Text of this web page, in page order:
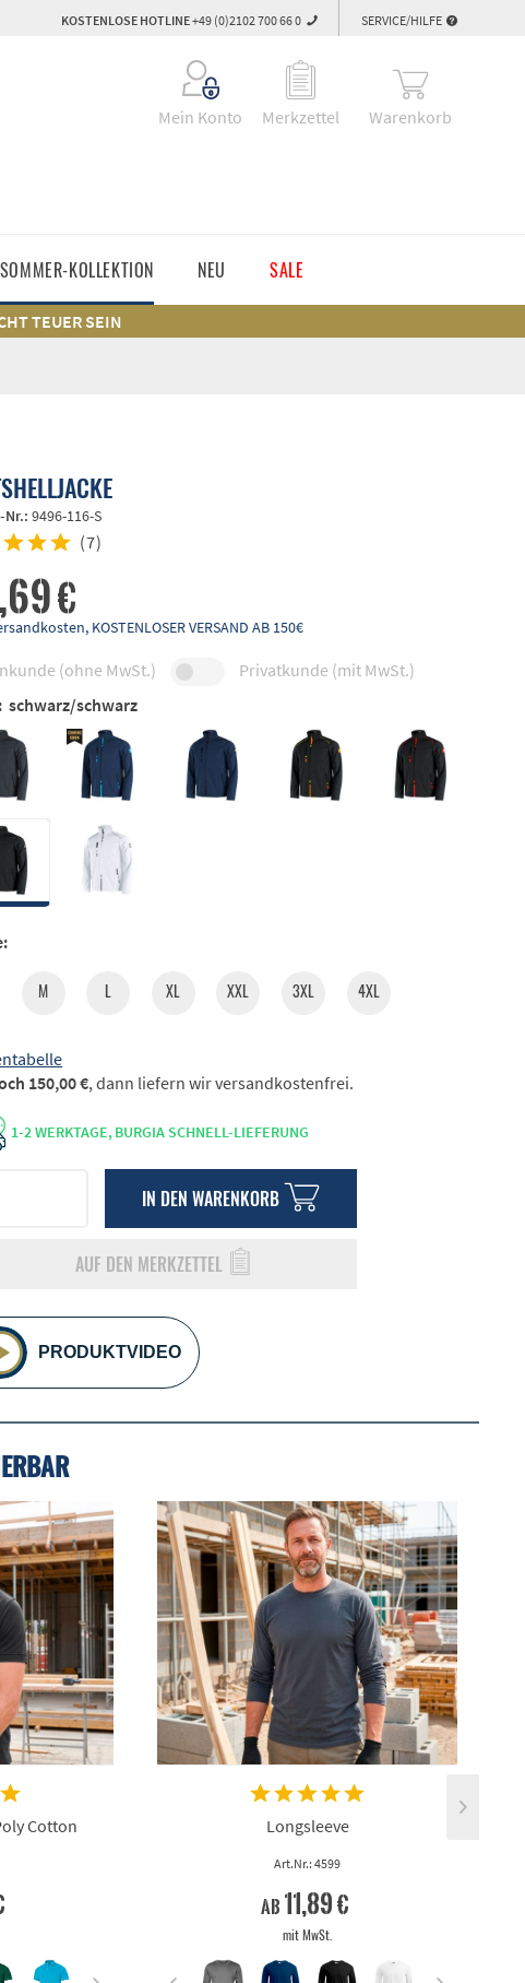
SERVICE/HILFE
KOSTENLOSE HOTLINE+49 (0)2102 700 66 0
Mein Konto Merkzettel Warenkorb
SOMMER-KOLLEKTION NEU SALE
TEUER SEIN
Nr.:9496-116-S
(7)
€
KOSTENLOSER VERSAND AB 150€
(ohne MwSt.)
Privatkunde (mit MwSt.)
schwarz/schwarz
M L XL XXL 3XL 4XL
1-2 WERKTAGE,BURGIA SCHNELL-LIEFERUNG
IN DEN WARENKORB
AUF DEN MERKZETTEL
PRODUKTVIDEO
150,00 €, dann liefern wir versandkostenfrei.
Cotton Longsleeve
Art.Nr.: 4599
ab 11,89 €
mit MwSt.